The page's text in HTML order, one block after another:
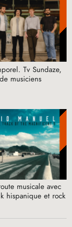
Tv Sundaze,
musiciens
musicale avec
hispanique et rock